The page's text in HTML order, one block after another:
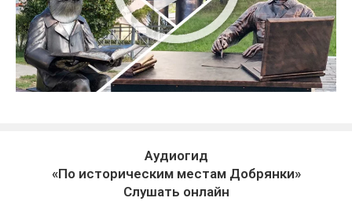
Аудиогид
«По историческим местам Добрянки»
Слушать онлайн